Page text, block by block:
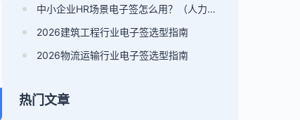
中小企业HR场景电子签怎么用？（人力资源电子签平台选型指南）
2026建筑工程行业电子签选型指南
2026物流运输行业电子签选型指南
热门文章